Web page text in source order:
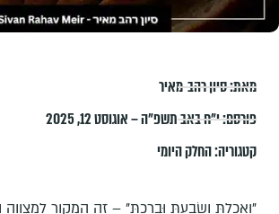
מאת:סיון רהב-מאיר
פורסם:י״ח באב תשפ״ה – אוגוסט 12, 2025
קטגוריה:החלק היומי
"וְאָכַלְתָּ וְשָׂבָעְתָּ וּבֵרַכְתָּ" – זה המקור